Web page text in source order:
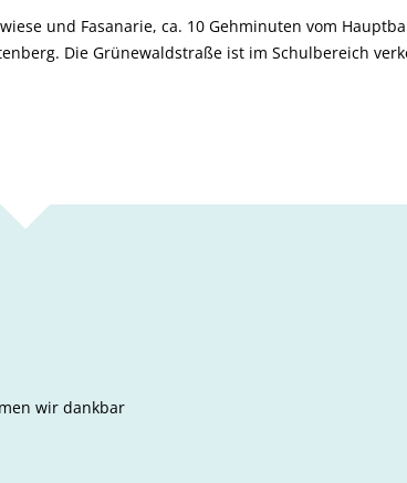
und Fasanarie, ca. 10 Gehminuten vom
Die Grünewaldstraße ist im Schulbereich
wir dankbar